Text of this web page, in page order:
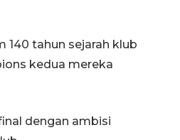
tahun sejarah klub
kedua mereka
dengan ambisi